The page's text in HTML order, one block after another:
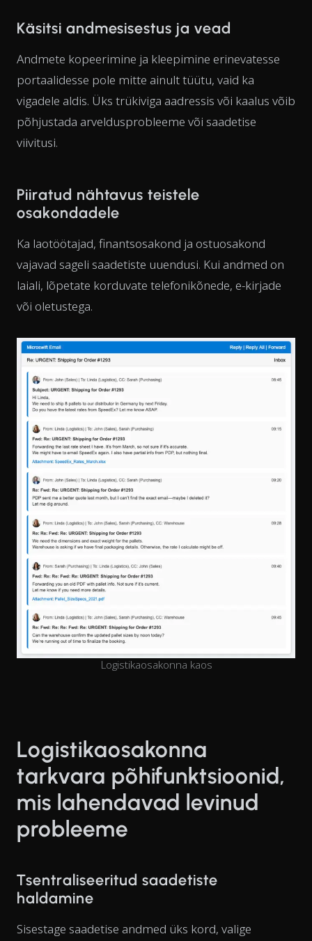
Käsitsi andmesisestus ja vead
Andmete kopeerimine ja kleepimine erinevatesse
portaalidesse pole mitte ainult tüütu, vaid ka
vigadele aldis. Üks trükiviga aadressis või kaalus võib
põhjustada arveldusprobleeme või saadetise
viivitusi.
Piiratud nähtavus teistele
osakondadele
Ka laotöötajad, finantsosakond ja ostuosakond
vajavad sageli saadetiste uuendusi. Kui andmed on
laiali, lõpetate korduvate telefonikõnede, e-kirjade
või oletustega.
Logistikaosakonna kaos
Logistikaosakonna
tarkvara põhifunktsioonid,
mis lahendavad levinud
probleeme
Tsentraliseeritud saadetiste
haldamine
Sisestage saadetise andmed üks kord, valige